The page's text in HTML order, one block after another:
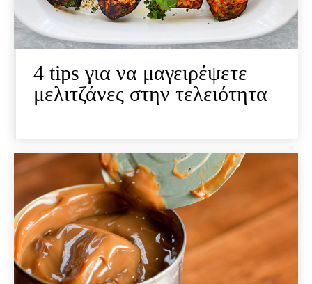
4 tips για να μαγειρέψετε
μελιτζάνες στην τελειότητα